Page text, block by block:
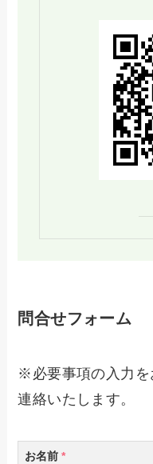
問合せフォーム
※必要事項の入力を
連絡いたします。
お名前 *